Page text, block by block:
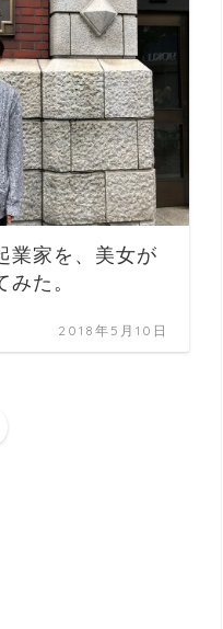
業家を、美女が
た。
2018年5月10日